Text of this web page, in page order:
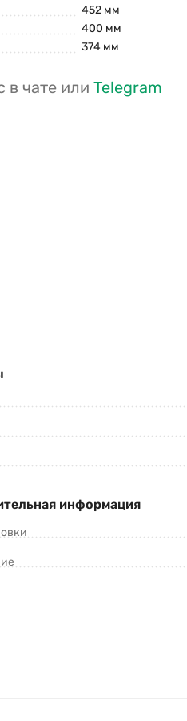
452 мм
400 мм
374 мм
в чате илиTelegram
информация